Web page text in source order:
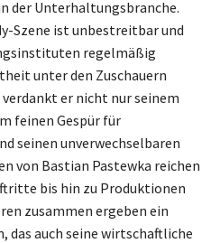
der Unterhaltungsbranche.
Szene ist unbestreitbar und
regelmäßig
unter den Zuschauern
er nicht nur seinem
feinen Gespür für
seinen unverwechselbaren
von Bastian Pastewka reichen
bis hin zu Produktionen
zusammen ergeben ein
das auch seine wirtschaftliche